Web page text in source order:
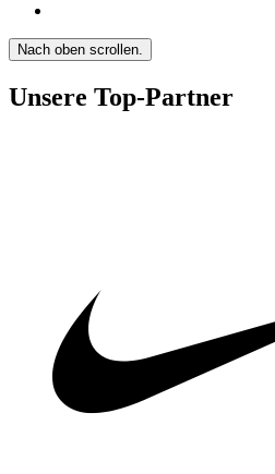
Nach oben scrollen.
Unsere Top-Partner